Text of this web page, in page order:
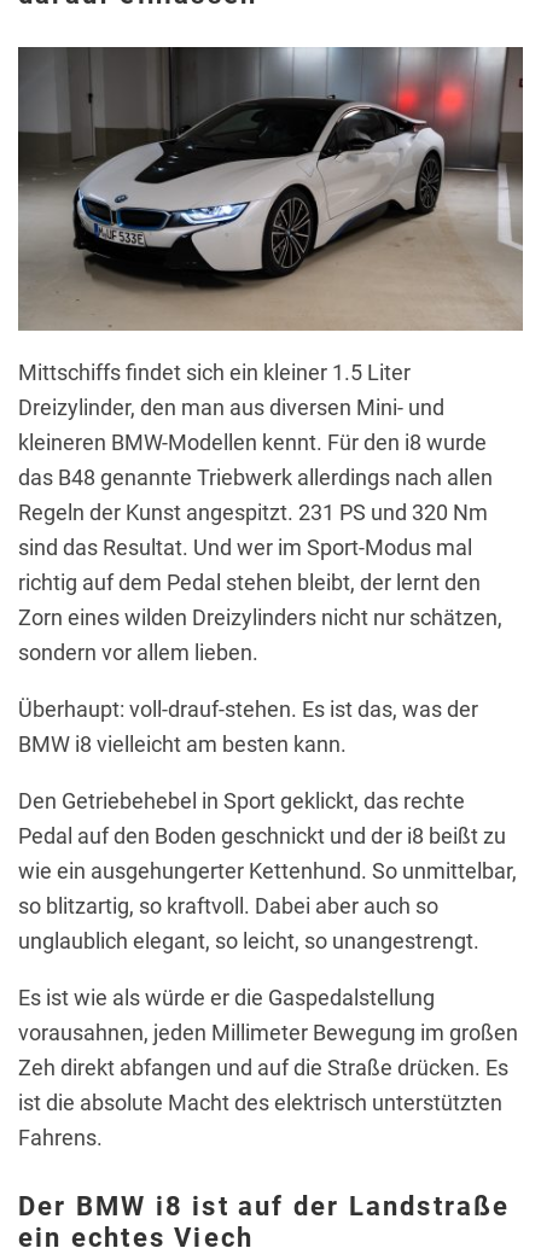
Mittschiffs findet sich ein kleiner 1.5 Liter
Dreizylinder, den man aus diversen Mini- und
kleineren BMW-Modellen kennt. Für den i8 wurde
das B48 genannte Triebwerk allerdings nach allen
Regeln der Kunst angespitzt. 231 PS und 320 Nm
sind das Resultat. Und wer im Sport-Modus mal
richtig auf dem Pedal stehen bleibt, der lernt den
Zorn eines wilden Dreizylinders nicht nur schätzen,
sondern vor allem lieben.
Überhaupt: voll-drauf-stehen. Es ist das, was der
BMW i8 vielleicht am besten kann.
Den Getriebehebel in Sport geklickt, das rechte
Pedal auf den Boden geschnickt und der i8 beißt zu
wie ein ausgehungerter Kettenhund. So unmittelbar,
so blitzartig, so kraftvoll. Dabei aber auch so
unglaublich elegant, so leicht, so unangestrengt.
Es ist wie als würde er die Gaspedalstellung
vorausahnen, jeden Millimeter Bewegung im großen
Zeh direkt abfangen und auf die Straße drücken. Es
ist die absolute Macht des elektrisch unterstützten
Fahrens.
Der BMW i8 ist auf der Landstraße
ein echtes Viech